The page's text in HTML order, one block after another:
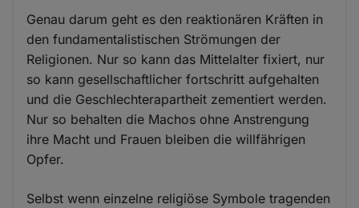
Genau darum geht es den reaktionären Kräften in
den fundamentalistischen Strömungen der
Religionen. Nur so kann das Mittelalter fixiert, nur
so kann gesellschaftlicher fortschritt aufgehalten
und die Geschlechterapartheit zementiert werden.
Nur so behalten die Machos ohne Anstrengung
ihre Macht und Frauen bleiben die willfährigen
Opfer.
Selbst wenn einzelne religiöse Symbole tragenden